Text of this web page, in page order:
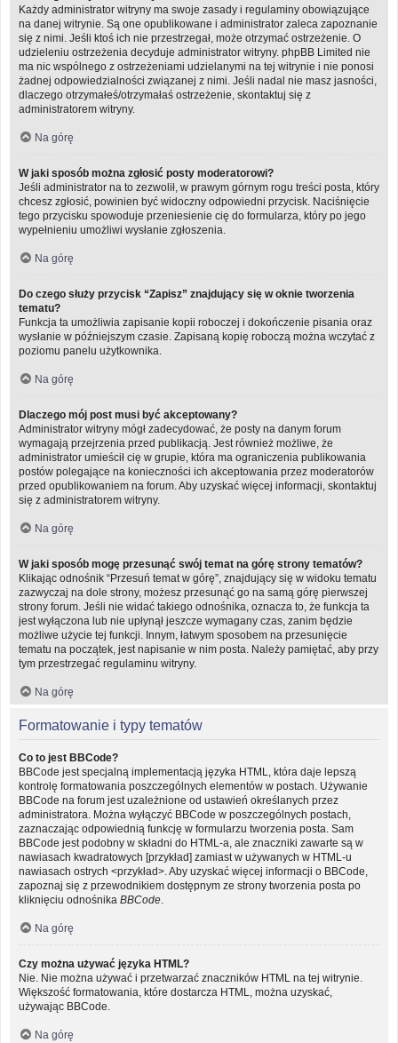
Każdy administrator witryny ma swoje zasady i regulaminy obowiązujące
na danej witrynie. Są one opublikowane i administrator zaleca zapoznanie
się z nimi. Jeśli ktoś ich nie przestrzegał, może otrzymać ostrzeżenie. O
udzieleniu ostrzeżenia decyduje administrator witryny. phpBB Limited nie
ma nic wspólnego z ostrzeżeniami udzielanymi na tej witrynie i nie ponosi
żadnej odpowiedzialności związanej z nimi. Jeśli nadal nie masz jasności,
dlaczego otrzymałeś/otrzymałaś ostrzeżenie, skontaktuj się z
administratorem witryny.
Na górę
W jaki sposób można zgłosić posty moderatorowi?
Jeśli administrator na to zezwolił, w prawym górnym rogu treści posta, który
chcesz zgłosić, powinien być widoczny odpowiedni przycisk. Naciśnięcie
tego przycisku spowoduje przeniesienie cię do formularza, który po jego
wypełnieniu umożliwi wysłanie zgłoszenia.
Na górę
Do czego służy przycisk “Zapisz” znajdujący się w oknie tworzenia
tematu?
Funkcja ta umożliwia zapisanie kopii roboczej i dokończenie pisania oraz
wysłanie w późniejszym czasie. Zapisaną kopię roboczą można wczytać z
poziomu panelu użytkownika.
Na górę
Dlaczego mój post musi być akceptowany?
Administrator witryny mógł zadecydować, że posty na danym forum
wymagają przejrzenia przed publikacją. Jest również możliwe, że
administrator umieścił cię w grupie, która ma ograniczenia publikowania
postów polegające na konieczności ich akceptowania przez moderatorów
przed opublikowaniem na forum. Aby uzyskać więcej informacji, skontaktuj
się z administratorem witryny.
Na górę
W jaki sposób mogę przesunąć swój temat na górę strony tematów?
Klikając odnośnik “Przesuń temat w górę”, znajdujący się w widoku tematu
zazwyczaj na dole strony, możesz przesunąć go na samą górę pierwszej
strony forum. Jeśli nie widać takiego odnośnika, oznacza to, że funkcja ta
jest wyłączona lub nie upłynął jeszcze wymagany czas, zanim będzie
możliwe użycie tej funkcji. Innym, łatwym sposobem na przesunięcie
tematu na początek, jest napisanie w nim posta. Należy pamiętać, aby przy
tym przestrzegać regulaminu witryny.
Na górę
Formatowanie i typy tematów
Co to jest BBCode?
BBCode jest specjalną implementacją języka HTML, która daje lepszą
kontrolę formatowania poszczególnych elementów w postach. Używanie
BBCode na forum jest uzależnione od ustawień określanych przez
administratora. Można wyłączyć BBCode w poszczególnych postach,
zaznaczając odpowiednią funkcję w formularzu tworzenia posta. Sam
BBCode jest podobny w składni do HTML-a, ale znaczniki zawarte są w
nawiasach kwadratowych [przykład] zamiast w używanych w HTML-u
nawiasach ostrych <przykład>. Aby uzyskać więcej informacji o BBCode,
zapoznaj się z przewodnikiem dostępnym ze strony tworzenia posta po
kliknięciu odnośnika BBCode
Na górę
Czy można używać języka HTML?
Nie. Nie można używać i przetwarzać znaczników HTML na tej witrynie.
Większość formatowania, które dostarcza HTML, można uzyskać,
używając BBCode.
Na górę